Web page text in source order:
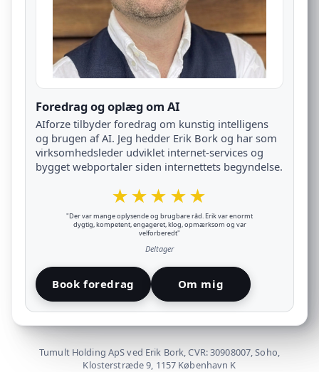
Foredrag og oplæg om AI
AIforze tilbyder foredrag om kunstig intelligens
og brugen af AI. Jeg hedder Erik Bork og har som
virksomhedsleder udviklet internet-services og
bygget webportaler siden internettets begyndelse.
★★★★★
"Der var mange oplysende og brugbare råd. Erik var enormt
dygtig, kompetent, engageret, klog, opmærksom og var
velforberedt"
Deltager
Book foredrag Om mig
Tumult Holding ApS ved Erik Bork, CVR: 30908007, Soho,
Klosterstræde 9, 1157 København K